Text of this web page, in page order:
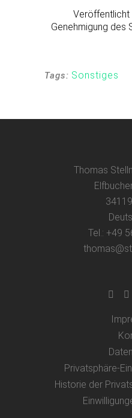
Veröffentlicht
Genehmigung des
Tags: Sonstiges
Thomas
Tel.: +49
Privatsphäre-
Historie der